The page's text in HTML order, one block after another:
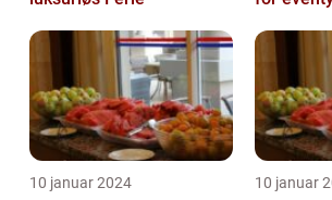
10 januar 2024 10 januar